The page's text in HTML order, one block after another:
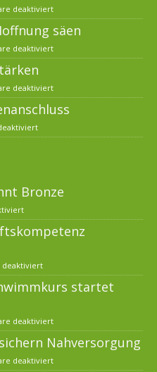
deaktiviert
säen
deaktiviert
deaktiviert
Bronze
deaktiviert
startet
deaktiviert
Nahversorgung
deaktiviert